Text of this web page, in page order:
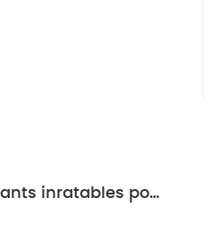
4 recettes de mendiants inratables pour les fêtes de fin d’année